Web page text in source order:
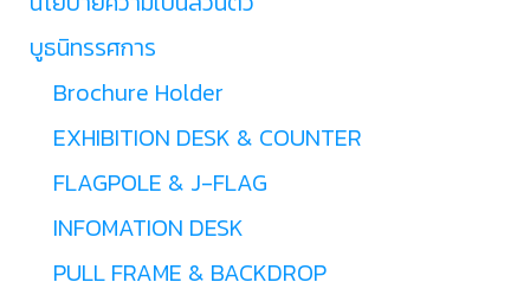
บูธนิทรรศการ
Brochure Holder
EXHIBITION DESK & COUNTER
FLAGPOLE & J-FLAG
INFOMATION DESK
PULL FRAME & BACKDROP